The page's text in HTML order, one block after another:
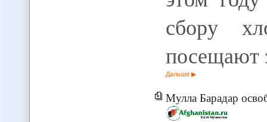
сбору
посещают
Дальше
Мулла Барадар